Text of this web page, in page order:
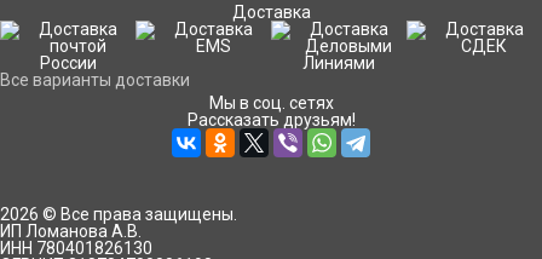
Доставка
Все варианты доставки
Мы в соц. сетях
Рассказать друзьям!
2026 © Все права защищены.
ИП Ломанова А.В.
ИНН 780401826130